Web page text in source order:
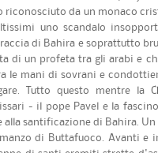
da un monaco
uno scandalo
di Bahira e soprattutto
di un profeta tra gli arabi e
le mani di sovrani e
Tutto questo mentre la
- il pope Pavel e la
santificazione di Bahira.
di Buttafuoco. Avanti